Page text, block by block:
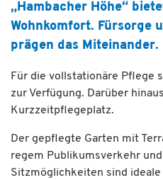
„Hambacher Höhe“
Wohnkomfort. Fürsorge
prägen das Miteinander.
Für die vollstationäre Pflege
zur Verfügung. Darüber
Kurzzeitpflegeplatz.
Der gepflegte Garten mit
regem Publikumsverkehr
Sitzmöglichkeiten sind